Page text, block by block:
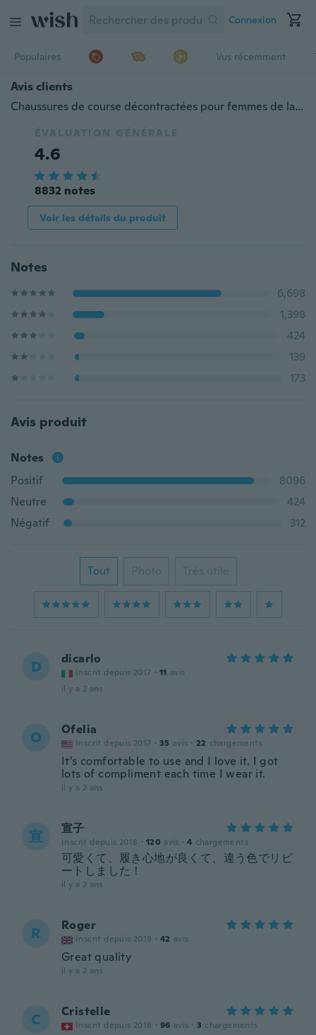
Connexion
Populaires Vus récemment
Avis clients
Chaussures de course décontractées pour femmes de la mode Sneaker souple en tissu de maille respirant pour femme
ÉVALUATION GÉNÉRALE
4.6
8832 notes
Voir les détails du produit
Notes
6,698
1,398
424
139
173
Avis produit
Notes
Positif
8096
Neutre
424
Négatif
312
Tout Photo Très utile
D dicarlo
Inscrit depuis 2017 · 11 avis
il y a 2 ans
O Ofelia
Inscrit depuis 2017 · 35 avis · 22 chargements
It’s comfortable to use and I love it. I got
lots of compliment each time I wear it.
il y a 2 ans
宣 宣子
Inscrit depuis 2018 · 120 avis · 4 chargements
可愛くて、履き心地が良くて、違う色でリピ
ートしました！
il y a 2 ans
R Roger
Inscrit depuis 2019 · 42 avis
Great quality
il y a 2 ans
C Cristelle
Inscrit depuis 2018 · 96 avis · 3 chargements